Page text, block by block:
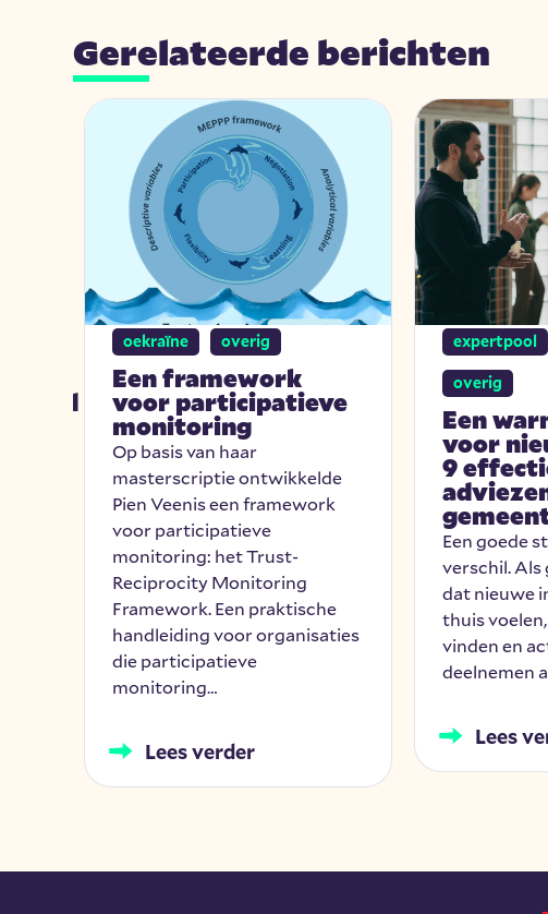
Gerelateerde berichten
oekraïne overig
Een framework
voor participatieve
monitoring
Op basis van haar
masterscriptie ontwikkelde
Pien Veenis een framework
voor participatieve
monitoring: het Trust-
Reciprocity Monitoring
Framework. Een praktische
handleiding voor organisaties
die participatieve
monitoring…
Lees verder
expertpool
overig
Een
voor
9
Een goede
verschil. Als
dat nieuwe
thuis
vinden en
deelnemen
Lees